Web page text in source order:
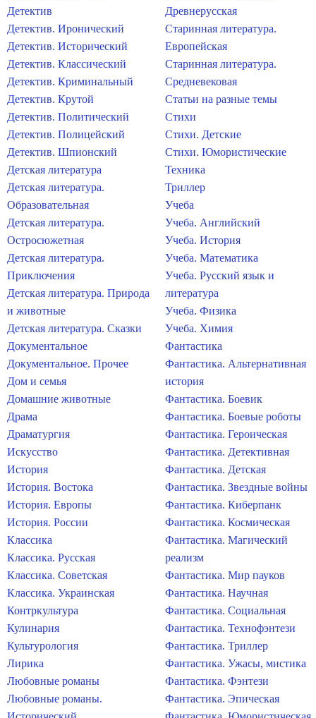
Детектив
Детектив. Иронический
Детектив. Исторический
Детектив. Классический
Детектив. Криминальный
Детектив. Крутой
Детектив. Политический
Детектив. Полицейский
Детектив. Шпионский
Детская литература
Детская литература.
Образовательная
Детская литература.
Остросюжетная
Детская литература.
Приключения
Детская литература. Природа
и животные
Детская литература. Сказки
Документальное
Документальное. Прочее
Дом и семья
Домашние животные
Драма
Драматургия
Искусство
История
История. Востока
История. Европы
История. России
Классика
Классика. Русская
Классика. Советская
Классика. Украинская
Контркультура
Кулинария
Культурология
Лирика
Любовные романы
Любовные романы.
Древнерусская
Старинная литература.
Европейская
Старинная литература.
Средневековая
Статьи на разные темы
Стихи
Стихи. Детские
Стихи. Юмористические
Техника
Триллер
Учеба
Учеба. Английский
Учеба. История
Учеба. Математика
Учеба. Русский язык и
литература
Учеба. Физика
Учеба. Химия
Фантастика
Фантастика. Альтернативная
история
Фантастика. Боевик
Фантастика. Боевые роботы
Фантастика. Героическая
Фантастика. Детективная
Фантастика. Детская
Фантастика. Звездные войны
Фантастика. Киберпанк
Фантастика. Космическая
Фантастика. Магический
реализм
Фантастика. Мир пауков
Фантастика. Научная
Фантастика. Социальная
Фантастика. Технофэнтези
Фантастика. Триллер
Фантастика. Ужасы, мистика
Фантастика. Фэнтези
Фантастика. Эпическая